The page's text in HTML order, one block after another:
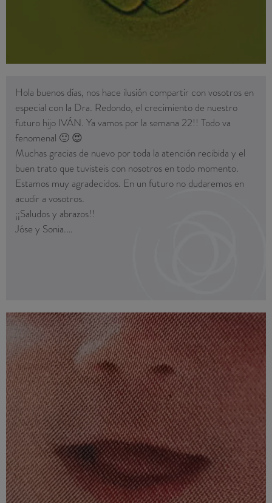
tambien a Natalia, la bióloga, que nos dio una explicación
Egozcue por toda su ayuda y su sincera felicidad con nuestro
proyecto de futuro y un gracias muy especial a la Dra.
Redondo que nos a aguantado con una sonrisa en todo lo que
hemos necesitado ademas de estar en todo momento con
nosotros desde el principio hasta el final.
Estaremos en contacto y os pasaremos a ver en 9 meses 😉
😍
Hola buenos días, nos hace ilusión compartir con vosotros en
especial con la Dra. Redondo, el crecimiento de nuestro
futuro hijo IVÁN. Ya vamos por la semana 22!! Todo va
fenomenal 🙂 😍
Muchas gracias de nuevo por toda la atención recibida y el
buen trato que tuvisteis con nosotros en todo momento.
Estamos muy agradecidos. En un futuro no dudaremos en
acudir a vosotros.
¡¡Saludos y abrazos!!
Jóse y Sonia.
Mónica
Buenas tardes,😅 pues me encuentro bien la verdad, estoy
llevando un embarazo bueno, no me dio por vomitar los
primeros meses (algún antojillo eso si jejeje) y pues la verdad
que me encuentro bien, lo que noto es el cansancio y ahora
se me están empezando a inchar los pies.. pero bueno,
imagino que el cambio de tiempo, tanta calor de golpe a
afectado también. Así que estamos muy contentos 🙂Por
supuesto que tengamos un hueco cuando nazca Iván iremos a
presentároslo!! 😄
Gracias de nuevo!! Un abrazo.
Hola
Soy Ana y ya tengo 8 meses...Mi familia y yo queríamos
daros las gracias por todo el apoyo y la ayuda recibidos, que
han hecho posible mi llegada.
Hemos tardado un poco, pero es que tengo a mis mamás
muy ocupadas detrás de mí todo el tiempo...
Un fuerte abrazo a la Dra. Jové y a todo el equipo